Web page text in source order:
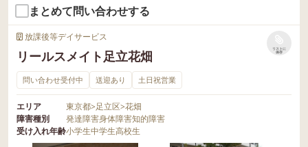
まとめて問い合わせする
放課後等デイサービス
リールスメイト足立花畑
リストに
保存
問い合わせ受付中 送迎あり 土日祝営業
エリア 東京都>足立区>花畑
障害種別
発達障害身体障害知的障害
受け入れ年齢小学生中学生高校生